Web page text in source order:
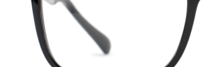
41 mm
Glasbreite